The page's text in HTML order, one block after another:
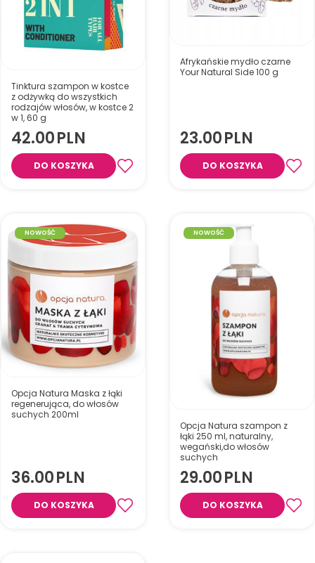
Odżywia, nawilża i wygładza
włosy dzięki olejom
makadamia, arganowemu i
jojoba, nadając im połysk,
Tinktura szampon w kostce
z odżywką do wszystkich
rodzajów włosów, w kostce 2
w 1, 60 g
42.00PLN
DO KOSZYKA
oczyszczania, nawilżania i
Afrykańskie mydło czarne
Your Natural Side 100 g
23.00PLN
DO KOSZYKA
NOWOŚĆ
włosów suchych intensywnie
nawilża, wygładza i wzmacnia
pasma, przywracając im
miękkość, sprężystość i
Opcja Natura Maska z łąki
regenerująca, do włosów
suchych 200ml
36.00PLN
DO KOSZYKA
NOWOŚĆ
Opcja Natura szampon z
łąki 250 ml, naturalny,
wegański,do włosów
suchych
29.00PLN
DO KOSZYKA